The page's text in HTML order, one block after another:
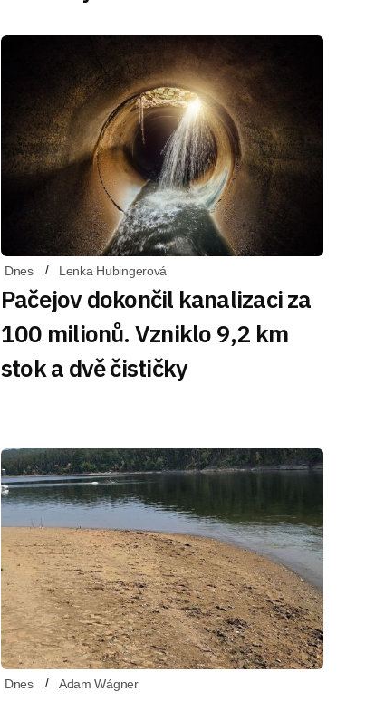
Dnes Lenka Hubingerová
Pačejov dokončil kanalizaci za
100 milionů. Vzniklo 9,2 km
stok a dvě čističky
Dnes Adam Wágner